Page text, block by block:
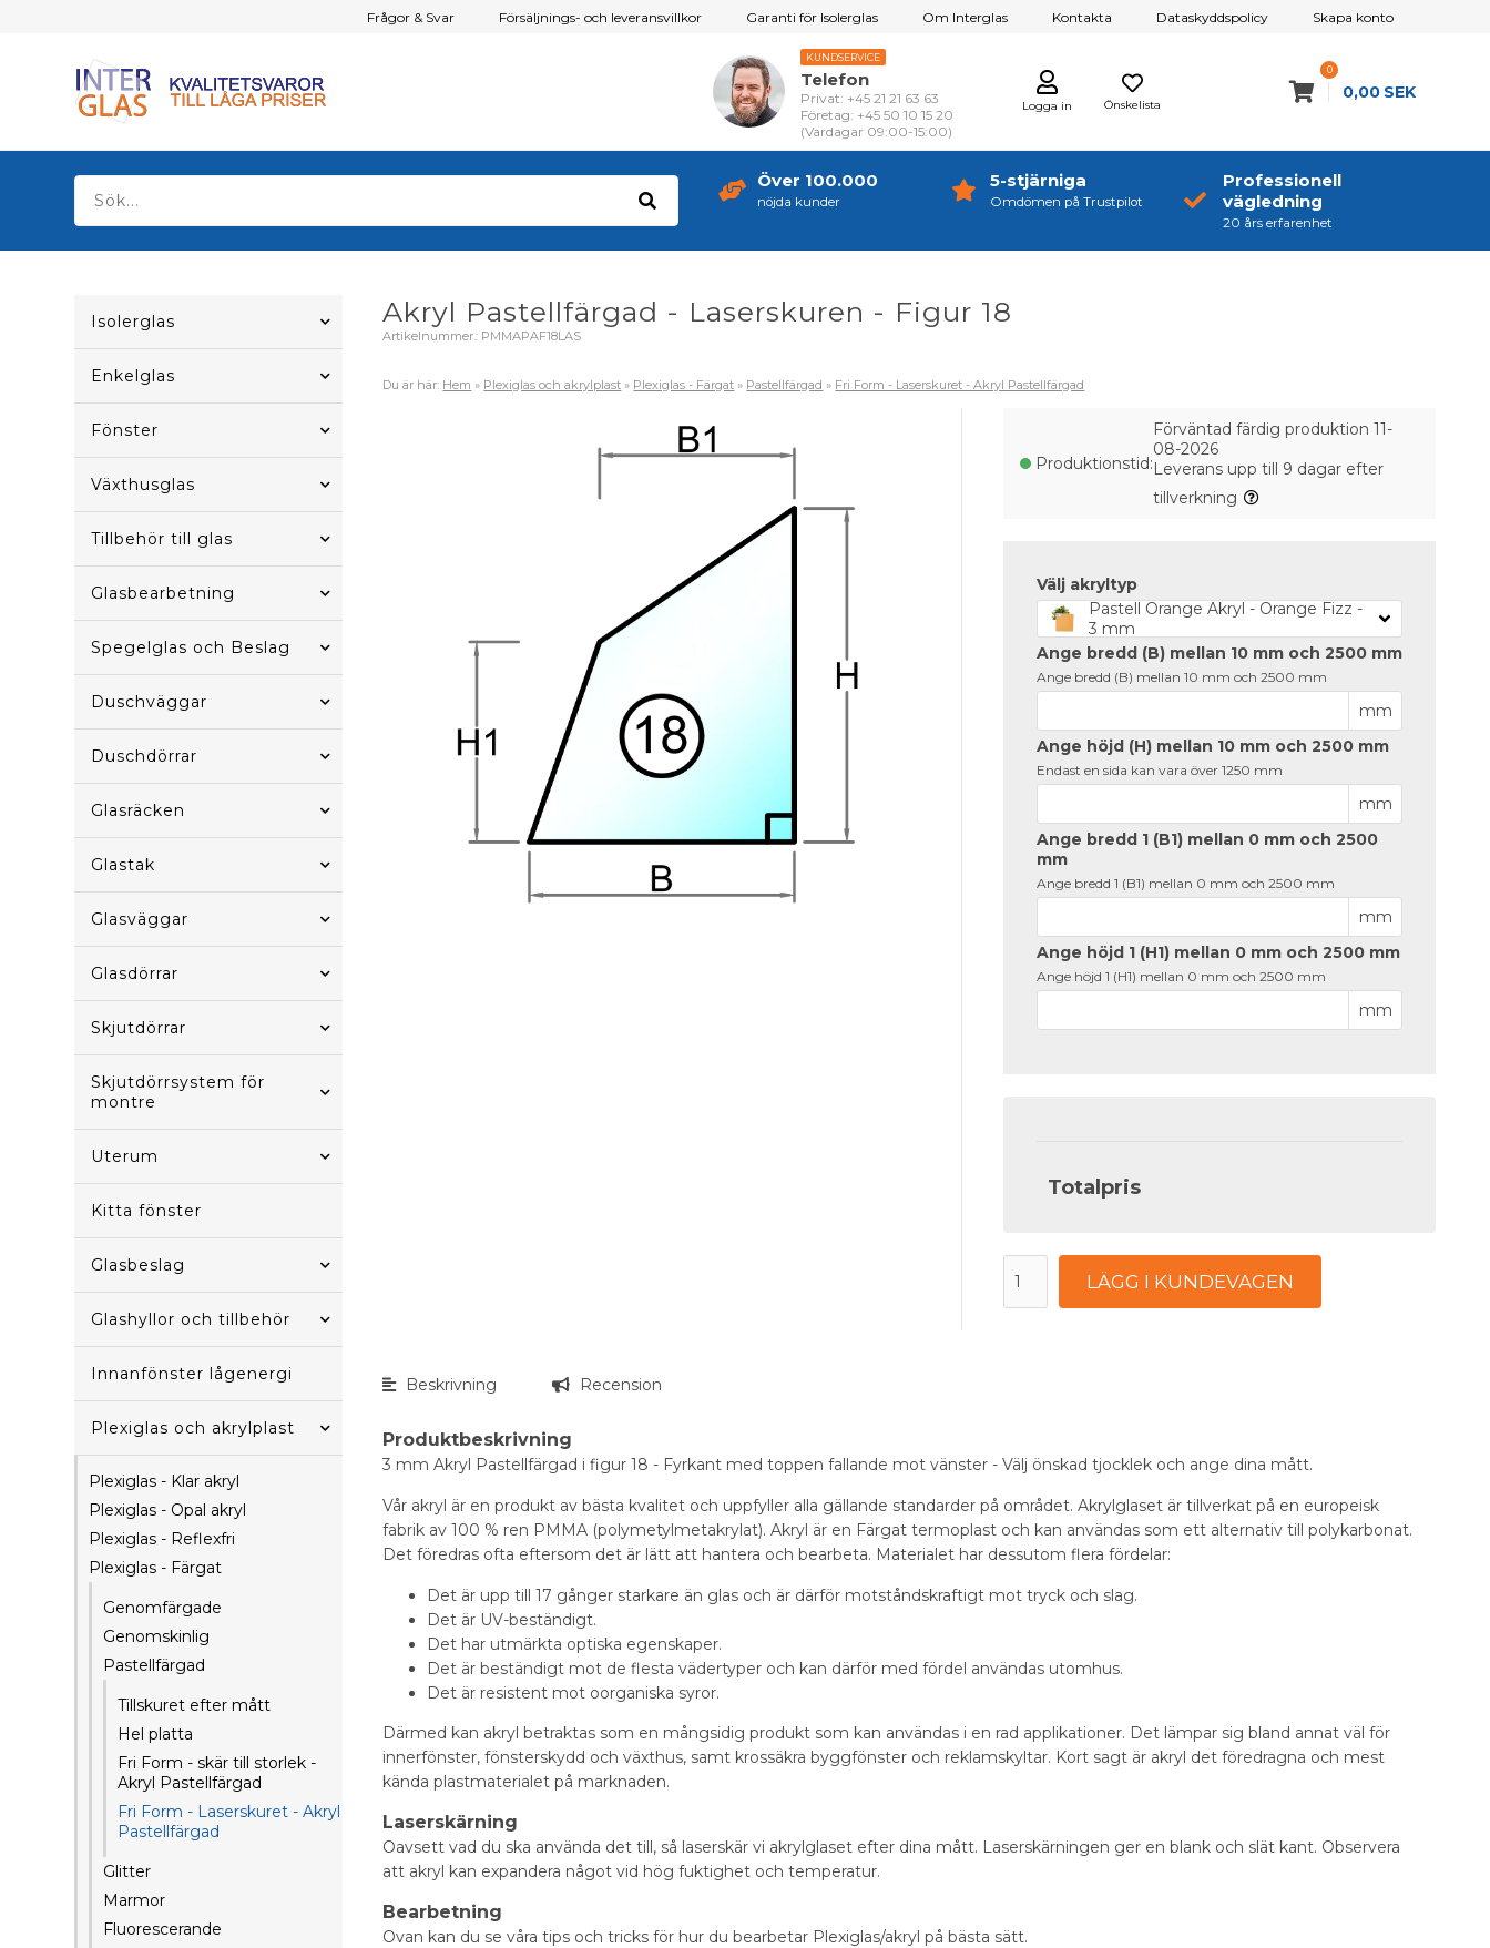
Frågor & Svar Försäljnings- och leveransvillkor Garanti för Isolerglas Om Interglas Kontakta Dataskyddspolicy Skapa konto
Önskelista
Logga in
KUNDSERVICE
Telefon
Privat: +45 21 21 63 63
Företag: +45 50 10 15 20
(Vardagar 09:00-15:00)
0
0,00 SEK
Över 100.000
nöjda kunder
5-stjärniga
Omdömen på Trustpilot
Professionell
vägledning
20 års erfarenhet
Isolerglas
Enkelglas
Fönster
Växthusglas
Tillbehör till glas
Glasbearbetning
Spegelglas och Beslag
Duschväggar
Duschdörrar
Glasräcken
Glastak
Glasväggar
Glasdörrar
Skjutdörrar
Skjutdörrsystem för
montre
Uterum
Kitta fönster
Glasbeslag
Glashyllor och tillbehör
Innanfönster lågenergi
Plexiglas och akrylplast
Plexiglas - Klar akryl
Plexiglas - Opal akryl
Plexiglas - Reflexfri
Plexiglas - Färgat
Genomfärgade
Genomskinlig
Pastellfärgad
Tillskuret efter mått
Hel platta
Fri Form - skär till storlek -
Akryl Pastellfärgad
Fri Form - Laserskuret - Akryl
Pastellfärgad
Glitter
Marmor
Fluorescerande
Akryl Pastellfärgad - Laserskuren - Figur 18
Artikelnummer.: PMMAPAF18LAS
Du är här: Hem » Plexiglas och akrylplast » Plexiglas - Färgat » Pastellfärgad » Fri Form - Laserskuret - Akryl Pastellfärgad
Produktionstid:
Förväntad färdig produktion 11-
08-2026
Leverans upp till 9 dagar efter
tillverkning
Välj akryltyp
Pastell Orange Akryl - Orange Fizz -
3 mm
Ange bredd (B) mellan 10 mm och 2500 mm
Ange bredd (B) mellan 10 mm och 2500 mm
mm
Ange höjd (H) mellan 10 mm och 2500 mm
Endast en sida kan vara över 1250 mm
mm
Ange bredd 1 (B1) mellan 0 mm och 2500
mm
Ange bredd 1 (B1) mellan 0 mm och 2500 mm
mm
Ange höjd 1 (H1) mellan 0 mm och 2500 mm
Ange höjd 1 (H1) mellan 0 mm och 2500 mm
mm
Totalpris
LÄGG I KUNDEVAGEN
Beskrivning Recension
Produktbeskrivning
3 mm Akryl Pastellfärgad i figur 18 - Fyrkant med toppen fallande mot vänster - Välj önskad tjocklek och ange dina mått.
Vår akryl är en produkt av bästa kvalitet och uppfyller alla gällande standarder på området. Akrylglaset är tillverkat på en europeisk
fabrik av 100 % ren PMMA (polymetylmetakrylat). Akryl är en Färgat termoplast och kan användas som ett alternativ till polykarbonat.
Det föredras ofta eftersom det är lätt att hantera och bearbeta. Materialet har dessutom flera fördelar:
Det är upp till 17 gånger starkare än glas och är därför motståndskraftigt mot tryck och slag.
Det är UV-beständigt.
Det har utmärkta optiska egenskaper.
Det är beständigt mot de flesta vädertyper och kan därför med fördel användas utomhus.
Det är resistent mot oorganiska syror.
Därmed kan akryl betraktas som en mångsidig produkt som kan användas i en rad applikationer. Det lämpar sig bland annat väl för
innerfönster, fönsterskydd och växthus, samt krossäkra byggfönster och reklamskyltar. Kort sagt är akryl det föredragna och mest
kända plastmaterialet på marknaden.
Laserskärning
Oavsett vad du ska använda det till, så laserskär vi akrylglaset efter dina mått. Laserskärningen ger en blank och slät kant. Observera
att akryl kan expandera något vid hög fuktighet och temperatur.
Bearbetning
Ovan kan du se våra tips och tricks för hur du bearbetar Plexiglas/akryl på bästa sätt.